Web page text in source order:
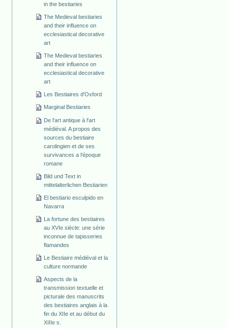
in the bestiaries
The Medieval bestiaries
and their influence on
ecclesiastical decorative
art
The Medieval bestiaries
and their influence on
ecclesiastical decorative
art
Les Bestiaires d'Oxford
Marginal Bestiaries
De l'art antique à l'art
médiéval. A propos des
sources du bestiaire
carolingien et de ses
survivances a l'époque
romane
Bild und Text in
mittelalterlichen Bestiarien
El bestiario esculpido en
Navarra
La fortune des bestiaires
au XVIe siècle: une série
inconnue de tapisseries
flamandes
Le Bestiaire médiéval et la
culture normande
Aspects de la
transmission textuelle et
picturale des manuscrits
des bestiaires anglais à la
fin du XIIe et au début du
XIIIe s.